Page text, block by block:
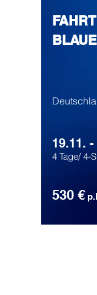
BLAUE
19.11.
4 Tage/ 4-
530 €